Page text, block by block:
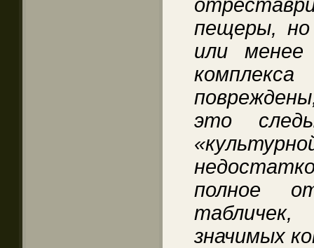
пещеры, но
или менее
это
полное
значимых